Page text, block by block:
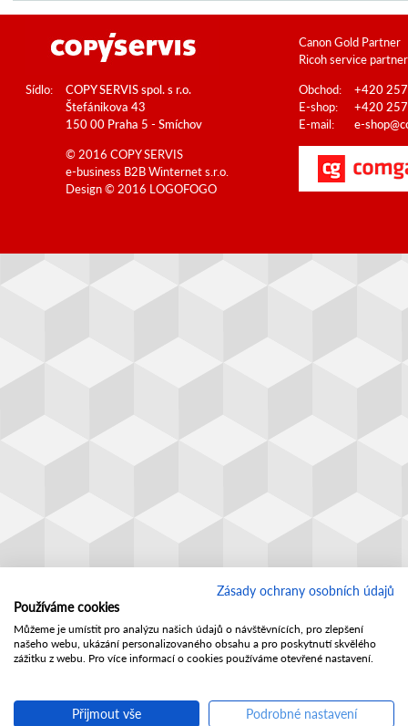
Canon Gold Partner
Ricoh service partner
Sídlo:
COPY SERVIS spol. s r.o.
Štefánikova 43
150 00 Praha 5 - Smíchov
Obchod:
+420
E-shop:
+420
E-mail:
e-
© 2016 COPY SERVIS
e-business B2BWinternet s.r.o.
Design © 2016 LOGOFOGO
Zásady ochrany osobních údajů
Používáme cookies
Můžeme je umístit pro analýzu našich údajů o návštěvnících, pro zlepšení
našeho webu, ukázání personalizovaného obsahu a pro poskytnutí skvělého
zážitku z webu. Pro více informací o cookies používáme otevřené nastavení.
Přijmout vše Podrobné nastavení